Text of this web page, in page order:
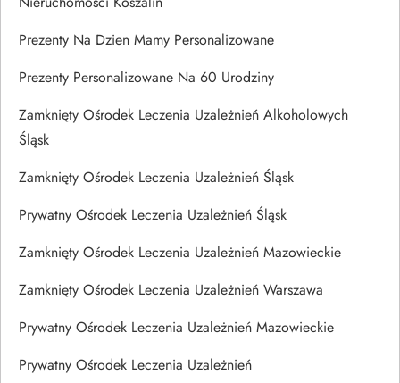
Prezenty Na Dzien Mamy Personalizowane
Prezenty Personalizowane Na 60 Urodziny
Zamknięty Ośrodek Leczenia Uzależnień Alkoholowych
Śląsk
Zamknięty Ośrodek Leczenia Uzależnień Śląsk
Prywatny Ośrodek Leczenia Uzależnień Śląsk
Zamknięty Ośrodek Leczenia Uzależnień Mazowieckie
Zamknięty Ośrodek Leczenia Uzależnień Warszawa
Prywatny Ośrodek Leczenia Uzależnień Mazowieckie
Prywatny Ośrodek Leczenia Uzależnień